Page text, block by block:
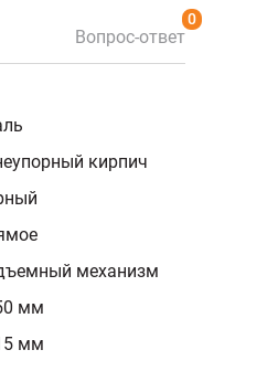
Вопрос-ответ
0
кирпич
механизм
мм
мм